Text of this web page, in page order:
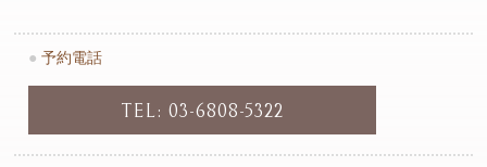
● 予約電話
TEL: 03-6808-5322